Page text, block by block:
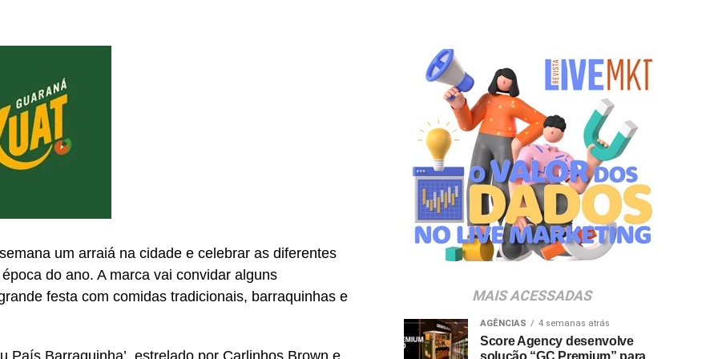
um arraiá na cidade e celebrar as diferentes
do ano. A marca vai convidar alguns
festa com comidas tradicionais, barraquinhas e
País Barraquinha’, estrelado por Carlinhos Brown e
MAIS ACESSADAS
AGÊNCIAS 4 semanas atrás
Score Agency desenvolve
solução “GC Premium” para